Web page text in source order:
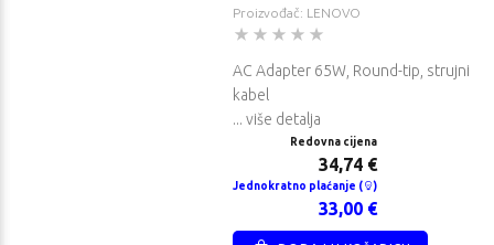
Proizvođač: LENOVO
AC Adapter 65W, Round-tip, strujni
kabel
... više detalja
Redovna cijena
34,74 €
Jednokratno plaćanje ( )
33,00 €